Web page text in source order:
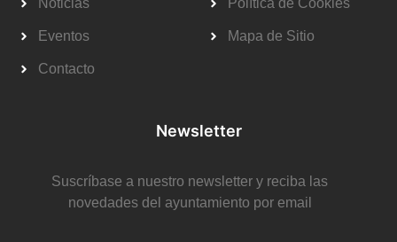
Noticias
Eventos
Contacto
Política de Cookies
Mapa de Sitio
Newsletter
Suscríbase a nuestro newsletter y reciba las
novedades del ayuntamiento por email